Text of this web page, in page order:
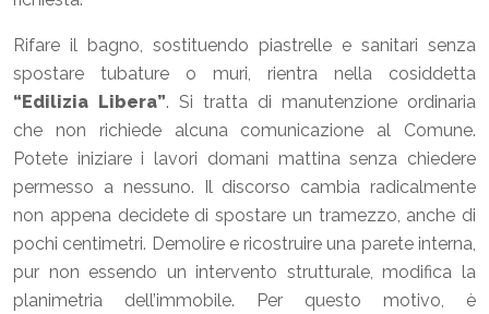
Rifare il bagno, sostituendo piastrelle e sanitari senza
spostare tubature o muri, rientra nella cosiddetta
“Edilizia Libera”. Si tratta di manutenzione ordinaria
che non richiede alcuna comunicazione al Comune.
Potete iniziare i lavori domani mattina senza chiedere
permesso a nessuno. Il discorso cambia radicalmente
non appena decidete di spostare un tramezzo, anche di
pochi centimetri. Demolire e ricostruire una parete interna,
pur non essendo un intervento strutturale, modifica la
planimetria dell’immobile. Per questo motivo, è